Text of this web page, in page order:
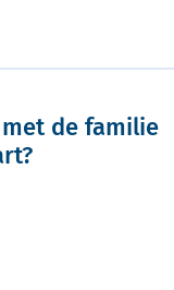
de familie